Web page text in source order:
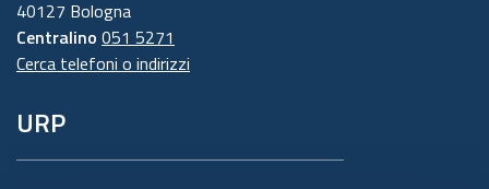
40127 Bologna
Centralino 051 5271
Cerca telefoni o indirizzi
URP